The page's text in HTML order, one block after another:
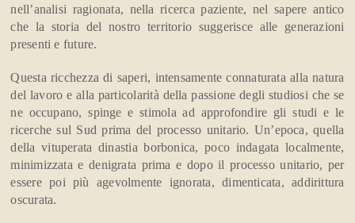
nell’analisi ragionata, nella ricerca paziente, nel sapere antico
che la storia del nostro territorio suggerisce alle generazioni
presenti e future.
Questa ricchezza di saperi, intensamente connaturata alla natura
del lavoro e alla particolarità della passione degli studiosi che se
ne occupano, spinge e stimola ad approfondire gli studi e le
ricerche sul Sud prima del processo unitario. Un’epoca, quella
della vituperata dinastia borbonica, poco indagata localmente,
minimizzata e denigrata prima e dopo il processo unitario, per
essere poi più agevolmente ignorata, dimenticata, addirittura
oscurata.